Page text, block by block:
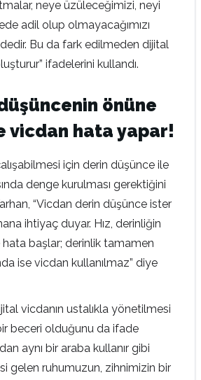
neye üzüleceğimizi, neyi
adil olup olmayacağımızı
Bu da fark edilmeden dijital
ifadelerini kullandı.
önüne
vicdan hata yapar!
için derin düşünce ile
denge kurulması gerektiğini
“Vicdan derin düşünce ister
ihtiyaç duyar. Hız, derinliğin
başlar; derinlik tamamen
ise vicdan kullanılmaz” diye
vicdanın ustalıkla yönetilmesi
beceri olduğunu da ifade
aynı bir araba kullanır gibi
gelen ruhumuzun, zihnimizin bir